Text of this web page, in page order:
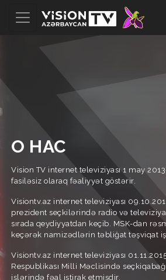
О НАС
Vision TV internet televiziyası 1 may
fasiləsiz olaraq fəaliyyət göstərir.
Visiontv.az internet televiziyası
prezident seçkilərində radio və
sırada qeydiyyatdan keçib. MSK-dan
keçərək namizədlərin təbliğat təşviqat
Visiontv.az internet televiziyası
Respublikası Milli Məclisində
işlərində fəal iştirak etmişdir.